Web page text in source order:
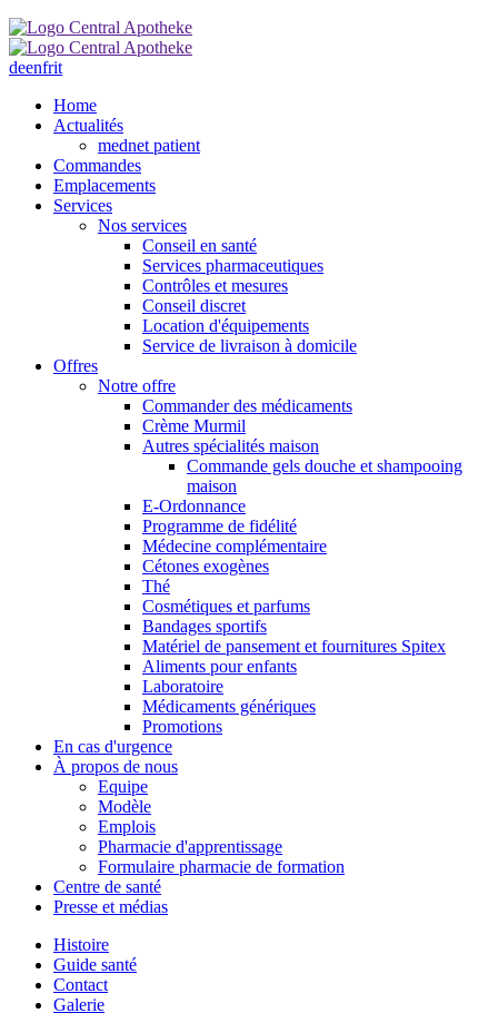
deenfrit
Home
Actualités
mednet patient
Commandes
Emplacements
Services
Nos services
Conseil en santé
Services pharmaceutiques
Contrôles et mesures
Conseil discret
Location d'équipements
Service de livraison à domicile
Offres
Notre offre
Commander des médicaments
Crème Murmil
Autres spécialités maison
Commande gels douche et shampooing
maison
E-Ordonnance
Programme de fidélité
Médecine complémentaire
Cétones exogènes
Thé
Cosmétiques et parfums
Bandages sportifs
Matériel de pansement et fournitures Spitex
Aliments pour enfants
Laboratoire
Médicaments génériques
Promotions
En cas d'urgence
À propos de nous
Equipe
Modèle
Emplois
Pharmacie d'apprentissage
Formulaire pharmacie de formation
Centre de santé
Presse et médias
Histoire
Guide santé
Contact
Galerie